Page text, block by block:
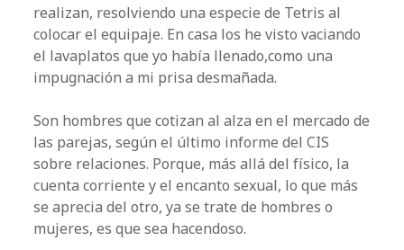
realizan, resolviendo una especie de Tetris al
colocar el equipaje. En casa los he visto vaciando
el lavaplatos que yo había llenado,como una
impugnación a mi prisa desmañada.
Son hombres que cotizan al alza en el mercado de
las parejas, según el último informe del CIS
sobre relaciones. Porque, más allá del físico, la
cuenta corriente y el encanto sexual, lo que más
se aprecia del otro, ya se trate de hombres o
mujeres, es que sea hacen­doso.